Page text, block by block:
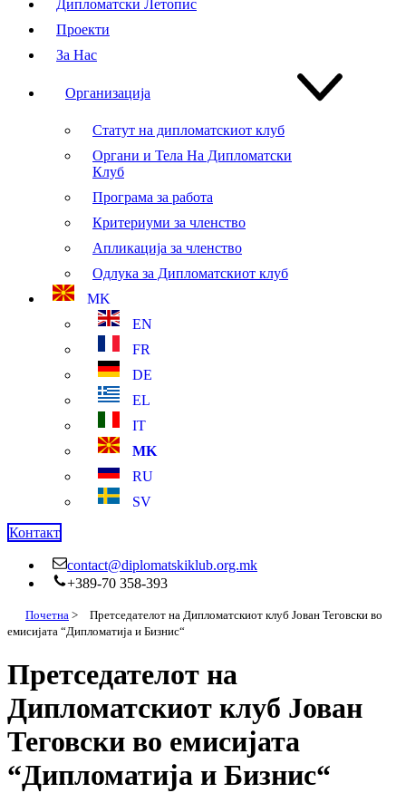
Дипломатски Летопис
Проекти
За Нас
Организација
Статут на дипломатскиот клуб
Органи и Тела На Дипломатски
Клуб
Програма за работа
Критериуми за членство
Апликација за членство
Одлука за Дипломатскиот клуб
MK
EN
FR
DE
EL
IT
MK
RU
SV
Контакт
contact@diplomatskiklub.org.mk
+389-70 358-393
Почетна >
Претседателот на Дипломатскиот клуб Јован Теговски во
емисијата “Дипломатија и Бизнис“
Претседателот на
Дипломатскиот клуб Јован
Теговски во емисијата
“Дипломатија и Бизнис“